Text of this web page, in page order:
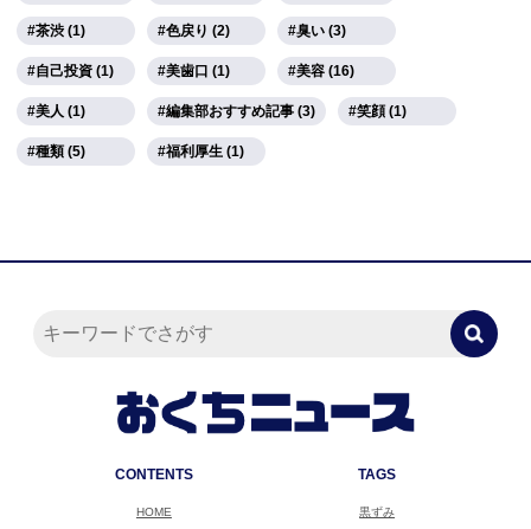
茶渋 (1) 色戻り (2) 臭い (3)
自己投資 (1) 美歯口 (1) 美容 (16)
美人 (1) 編集部おすすめ記事 (3) 笑顔 (1)
種類 (5) 福利厚生 (1)
CONTENTS
HOME
TAGS
黒ずみ